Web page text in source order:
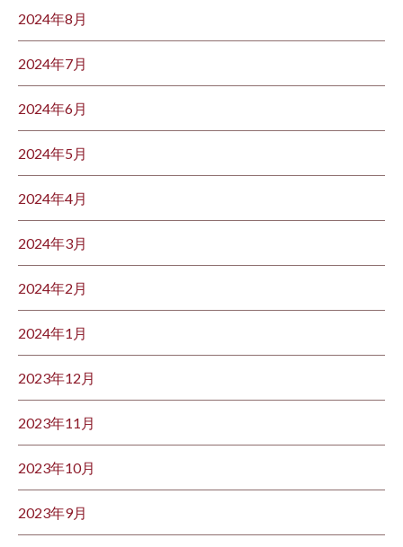
2024年8月
2024年7月
2024年6月
2024年5月
2024年4月
2024年3月
2024年2月
2024年1月
2023年12月
2023年11月
2023年10月
2023年9月